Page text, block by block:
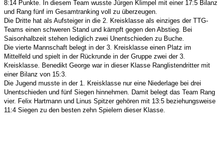
8:14 Punkte. In diesem Team wusste Jürgen Klimpel mit einer 17:5 Bilanz
und Rang fünf im Gesamtranking voll zu überzeugen.
Die Dritte hat als Aufsteiger in die 2. Kreisklasse als einziges der TTG-
Teams einen schweren Stand und kämpft gegen den Abstieg. Bei
Saisonhalbzeit stehen lediglich zwei Unentschieden zu Buche.
Die vierte Mannschaft belegt in der 3. Kreisklasse einen Platz im
Mittelfeld und spielt in der Rückrunde in der Gruppe zwei der 3.
Kreisklasse. Benedikt George war in dieser Klasse Ranglistendritter mit
einer Bilanz von 15:3.
Die Jugend musste in der 1. Kreisklasse nur eine Niederlage bei drei
Unentschieden und fünf Siegen hinnehmen. Damit belegt das Team Rang
vier. Felix Hartmann und Linus Spitzer gehören mit 13:5 beziehungsweise
11:4 Siegen zu den besten zehn Spielern dieser Klasse.